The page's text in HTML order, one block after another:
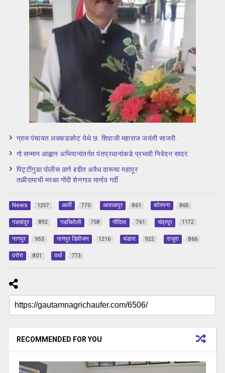
ग्राम पंचायत लक्कडकोट येथे छ. शिवाजी महाराज जयंती साजरी.
गो सन्मान आह्वान अभियानांतर्गत पंतप्रधानांकडे प्रभावी निवेदन सादर.
पिट्टीगुडा पोलीस ठाणे हद्दीत अवैध दारूचा महापूर
तळीरामाची ‌मरका गोंदी शेणगाव मार्गाव गर्दी
News 1257 आर्वी 770 आवाळपुर 861 कोरपना 865
गडचांदुर 892 गडचिरोली 758 गोंदिया 761 चंद्रपूर 1172
नागपुर 953 नागपुर डिवीजन 1216 भंडारा 922 राजुरा 866
वरोरा 801 वर्धा 773
RECOMMENDED FOR YOU